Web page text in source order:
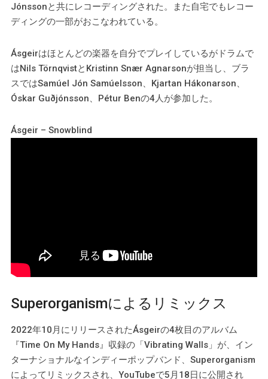
Jónssonと共にレコーディングされた。また自宅でもレコー
ディングの一部がおこなわれている。
Ásgeirはほとんどの楽器を自分でプレイしているがドラムで
はNils TörnqvistとKristinn Snær Agnarsonが担当し、ブラ
スではSamúel Jón Samúelsson、Kjartan Hákonarson、
Óskar Guðjónsson、Pétur Benの4人が参加した。
Ásgeir – Snowblind
Superorganismによるリミックス
2022年10月にリリースされたÁsgeirの4枚目のアルバム
『Time On My Hands』収録の「Vibrating Walls」が、イン
ターナショナルなインディーポップバンド、Superorganism
によってリミックスされ、YouTubeで5月18日に公開され